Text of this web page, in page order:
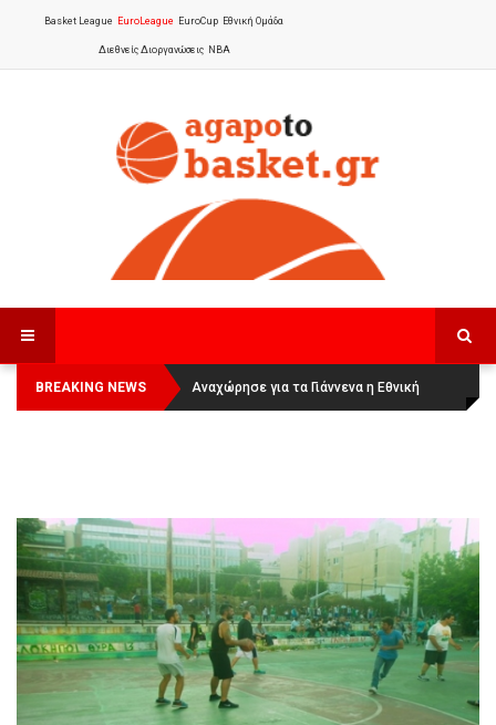
Basket League EuroLeague EuroCup Εθνική Ομάδα
Διεθνείς Διοργανώσεις NBA
BREAKING NEWS
Οι Πάνθηρες Καβάλας στην Women
Basketball League 1
Αναχώρησε για τα Γιάννενα η Εθνική
Γυναικών: